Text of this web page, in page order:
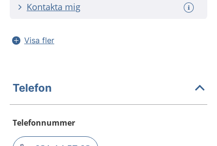
Kontakta mig
Visa fler
Telefon
Telefonnummer